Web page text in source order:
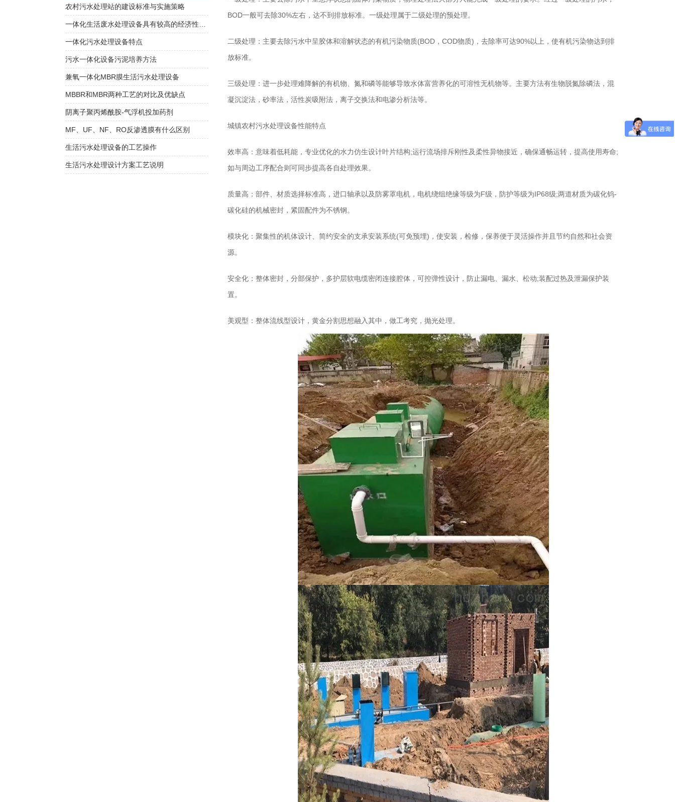
BOD一般可去除30%左右，达不到排放标准。一级处理属于二级处理的预处理。
二级处理：主要去除污水中呈胶体和溶解状态的有机污染物质(BOD，COD物质)，去除率可达90%以上，使有机污染物达到排
放标准。
三级处理：进一步处理难降解的有机物、氮和磷等能够导致水体富营养化的可溶性无机物等。主要方法有生物脱氮除磷法，混
凝沉淀法，砂率法，活性炭吸附法，离子交换法和电渗分析法等。
城镇农村污水处理设备性能特点
效率高：意味着低耗能，专业优化的水力仿生设计叶片结构;运行流场排斥刚性及柔性异物接近，确保通畅运转，提高使用寿命;
如与周边工序配合则可同步提高各自处理效果。
质量高：部件、材质选择标准高，进口轴承以及防雾罩电机，电机绕组绝缘等级为F级，防护等级为IP68级;两道材质为碳化钨-
碳化硅的机械密封，紧固配件为不锈钢。
模块化：聚集性的机体设计、简约安全的支承安装系统(可免预埋)，使安装，检修，保养便于灵活操作并且节约自然和社会资
源。
安全化：整体密封，分部保护，多护层软电缆密闭连接腔体，可控弹性设计，防止漏电、漏水、松动;装配过热及泄漏保护装
置。
美观型：整体流线型设计，黄金分割思想融入其中，做工考究，抛光处理。
农村污水处理站的建设标准与实施策略
一体化污水处理设备特点
污水一体化设备污泥培养方法
兼氧一体化MBR膜生活污水处理设备
MBBR和MBR两种工艺的对比及优缺点
阴离子聚丙烯酰胺-气浮机投加药剂
MF、UF、NF、RO反渗透膜有什么区别
生活污水处理设备的工艺操作
生活污水处理设计方案工艺说明